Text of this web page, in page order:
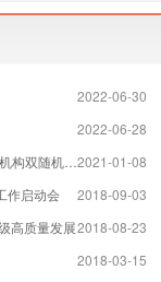
2022-06-30
2022-06-28
2021-01-08
机监督检查
2018-09-03
作启动会
2018-08-23
高质量发展
2018-03-15